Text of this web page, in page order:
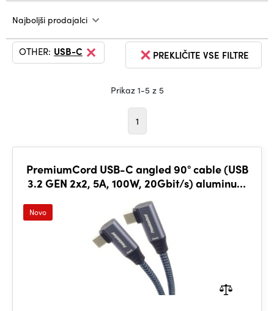
Najboljši prodajalci
PREKLIČITE VSE FILTRE
OTHER: USB-C
Prikaz 1-5 z 5
1
PremiumCord USB-C angled 90° cable (USB
3.2 GEN 2x2, 5A, 100W, 20Gbit/s) aluminum
caps, 2m
Novo